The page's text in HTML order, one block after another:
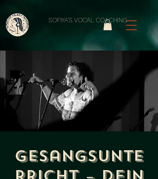
SOFIYA'S VOCAL COACHING
Gesangsunte